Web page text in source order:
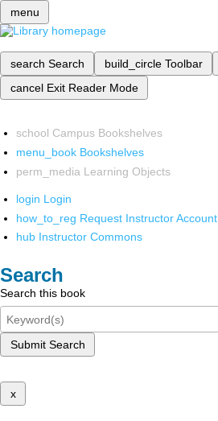
menu
search Search build_circle Toolbar
cancel Exit Reader Mode
school Campus Bookshelves
menu_book Bookshelves
perm_media Learning Objects
login Login
how_to_reg Request Instructor Account
hub Instructor Commons
Search
Search this book
Submit Search
x